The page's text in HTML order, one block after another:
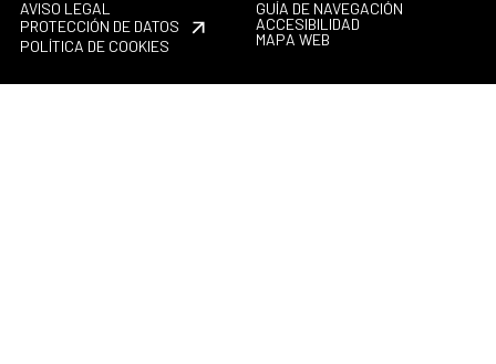
AVISO LEGAL
PROTECCIÓN DE DATOS
POLÍTICA DE COOKIES
GUÍA DE NAVEGACIÓN
ACCESIBILIDAD
MAPA WEB